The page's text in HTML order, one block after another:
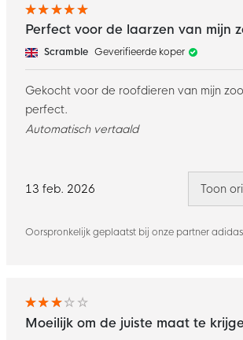
13 feb. 2026
Oorspronkelijk geplaatst bij onze partner adidas
Perfect voor de laarzen van mijn
Scramble Geverifieerde koper
Gekocht voor de roofdieren van mijn
perfect.
Automatisch vertaald
Toon
Moeilijk om de juiste maat te